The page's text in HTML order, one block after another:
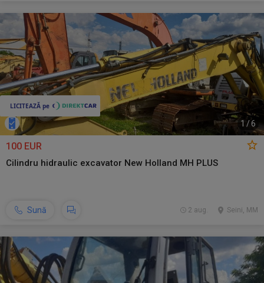
1 /6
100 EUR
Cilindru hidraulic excavator New Holland MH PLUS
Sună Seini, MM
2 aug.